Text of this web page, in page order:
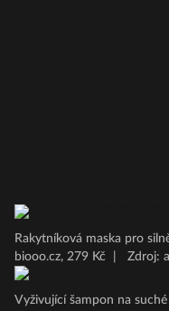
Rakytníková maska pro
biooo.cz, 279 Kč
Zdroj:
Vyživující šampon na suché